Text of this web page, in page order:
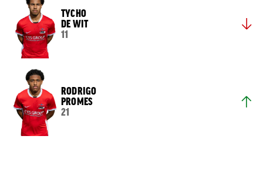
TYCHO
DE WIT
11
RODRIGO
PROMES
21